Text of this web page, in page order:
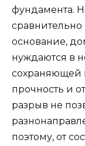
фундамента.
сравнительно
основание,
нуждаются в
сохраняющей
прочность и
разрыв не
поэтому, от